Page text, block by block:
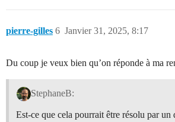
pierre-gilles Janvier 31, 2025, 8:17
6
Du coup je veux bien qu’on réponde à ma
StephaneB:
Est-ce que cela pourrait être résolu par